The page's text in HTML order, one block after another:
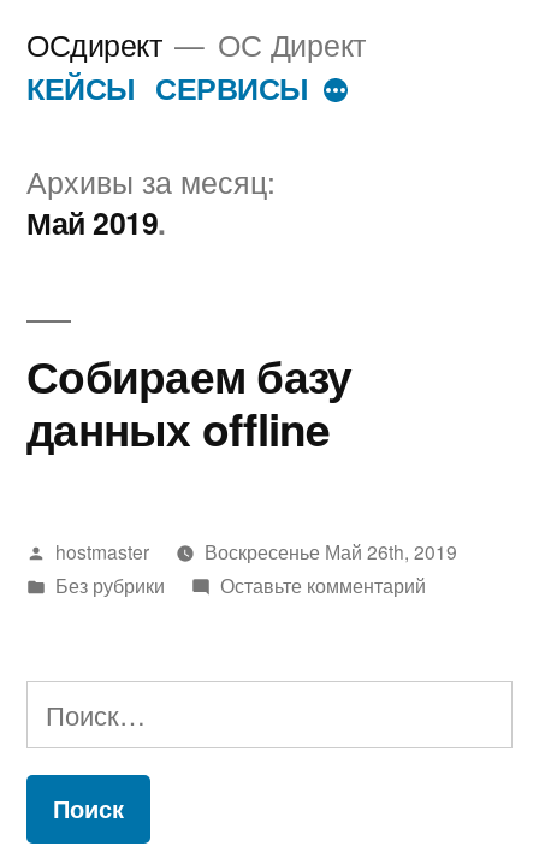
ОСдирект ОС Директ
КЕЙСЫ СЕРВИСЫ Больше
Архивы за месяц:
Май 2019
Собираем базу
данных offline
Написано
автором
hostmaster
Воскресенье Май 26th, 2019
Написано
Без рубрики Оставьте комментарийк
данных
Найти: